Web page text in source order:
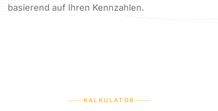
KI-gestützte Preisgestaltung
basierend auf Ihren Kennzahlen.
KALKULATOR